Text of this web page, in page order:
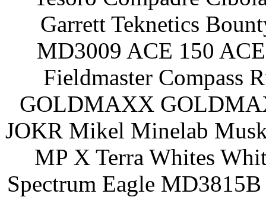
Garrett Teknetics
MD3009 ACE 150
Fieldmaster Compass
GOLDMAXX
JOKR Mikel Minelab
MP X Terra Whites
Spectrum Eagle